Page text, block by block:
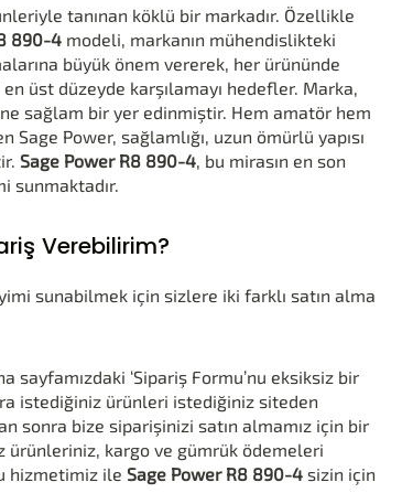
tanınan köklü bir markadır. Özellikle
890-4 modeli, markanın mühendislikteki
büyük önem vererek, her ürününde
üst düzeyde karşılamayı hedefler. Marka,
sağlam bir yer edinmiştir. Hem amatör hem
Power, sağlamlığı, uzun ömürlü yapısı
Sage Power R8 890-4, bu mirasın en son
sunmaktadır.
Verebilirim?
sunabilmek için sizlere iki farklı satın alma
sayfamızdaki ‘Sipariş Formu’nu eksiksiz bir
istediğiniz ürünleri istediğiniz siteden
sonra bize siparişinizi satın almamız için bir
ürünleriniz, kargo ve gümrük ödemeleri
hizmetimiz ile Sage Power R8 890-4 sizin için